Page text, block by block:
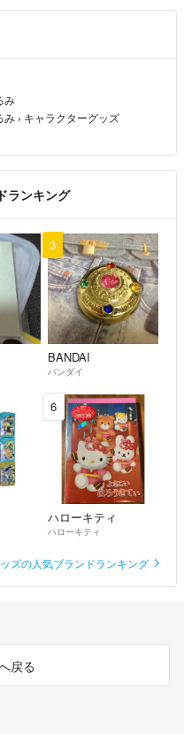
み
み › キャラクターグッズ
ランキング
3
BANDAI
バンダイ
6
ハローキティ
ハローキティ
ズの人気ブランドランキング
戻る